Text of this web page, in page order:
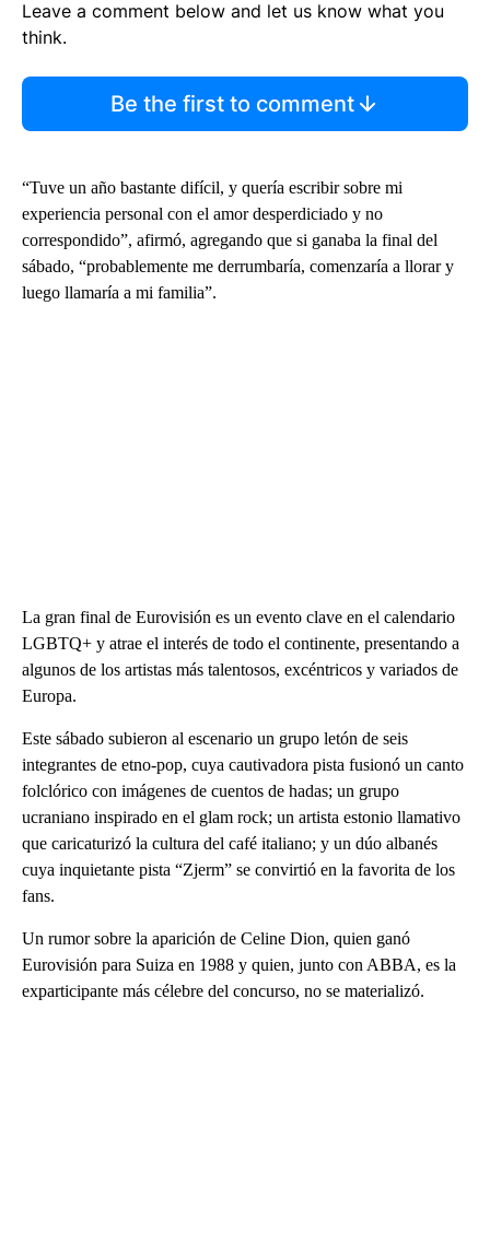
Leave a comment below and let us know what you
think.
Be the first to comment
“Tuve un año bastante difícil, y quería escribir sobre mi
experiencia personal con el amor desperdiciado y no
correspondido”, afirmó, agregando que si ganaba la final del
sábado, “probablemente me derrumbaría, comenzaría a llorar y
luego llamaría a mi familia”.
La gran final de Eurovisión es un evento clave en el calendario
LGBTQ+ y atrae el interés de todo el continente, presentando a
algunos de los artistas más talentosos, excéntricos y variados de
Europa.
Este sábado subieron al escenario un grupo letón de seis
integrantes de etno-pop, cuya cautivadora pista fusionó un canto
folclórico con imágenes de cuentos de hadas; un grupo
ucraniano inspirado en el glam rock; un artista estonio llamativo
que caricaturizó la cultura del café italiano; y un dúo albanés
cuya inquietante pista “Zjerm” se convirtió en la favorita de los
fans.
Un rumor sobre la aparición de Celine Dion, quien ganó
Eurovisión para Suiza en 1988 y quien, junto con ABBA, es la
exparticipante más célebre del concurso, no se materializó.